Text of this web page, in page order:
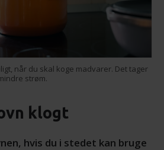
når du skal koge madvarer. Det tager
strøm.
klogt
hvis du i stedet kan bruge